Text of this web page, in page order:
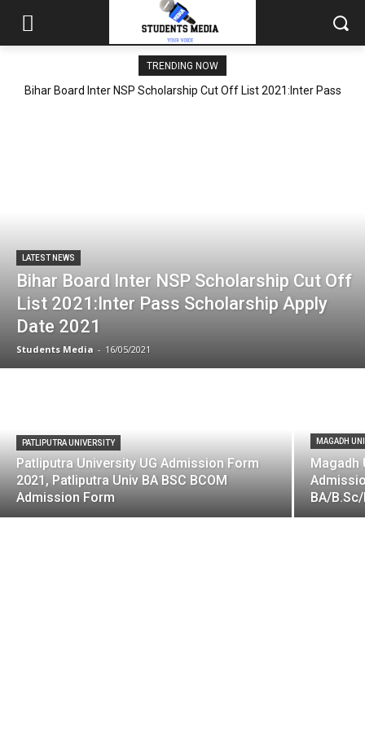
TRENDING NOW
Bihar Board Inter NSP Scholarship Cut Off List 2021:Inter Pass
LATEST NEWS
Bihar Board Inter NSP Scholarship Cut Off
List 2021:Inter Pass Scholarship Apply
Date 2021
Students Media - 16/05/2021
PATLIPUTRA UNIVERSITY
Patliputra University UG Admission Form
2021, Patliputra Univ BA BSC BCOM
Admission Form
MAGADH
Magadh
BA/